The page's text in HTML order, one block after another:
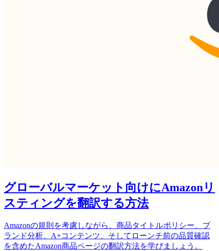
グローバルマーケット向けにAmazonリ
スティングを翻訳する方法
Amazonの規則を考慮しながら、商品タイトルポリシー、ブ
ランド分析、A+コンテンツ、そしてローンチ前の品質確認
を含めたAmazon商品ページの翻訳方法を学びましょう。